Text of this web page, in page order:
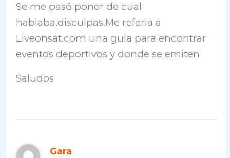
Se me pasó poner de cual
hablaba,disculpas.Me referia a
Liveonsat.com una guia para encontrar
eventos deportivos y donde se emiten
Saludos
Gara